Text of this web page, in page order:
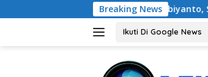
ke
Breaking News
Noorbiyanto, S.H Nahkodai
Ikuti Di Google News